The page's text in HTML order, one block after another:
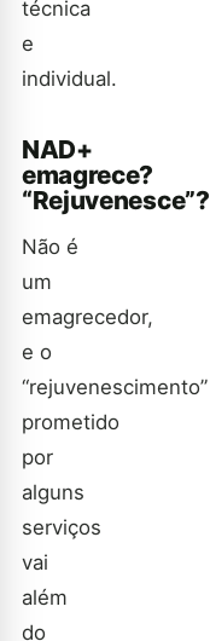
técnica
e
individual.
NAD+
emagrece?
“Rejuvenesce”?
Não é
um
emagrecedor,
e o
“rejuvenescimento”
prometido
por
alguns
serviços
vai
além
do